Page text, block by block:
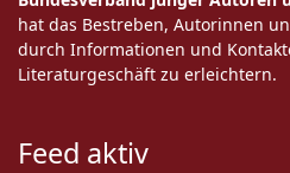
hat das Bestreben, Autorinnen
durch Informationen und
Literaturgeschäft zu erleichtern.
Feed aktiv